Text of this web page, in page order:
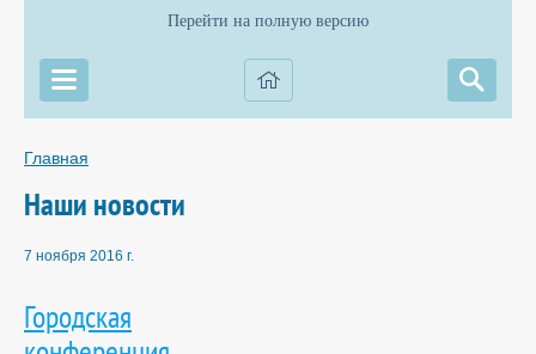
Перейти на полную версию
Главная
Наши новости
7 ноября 2016 г.
Городская